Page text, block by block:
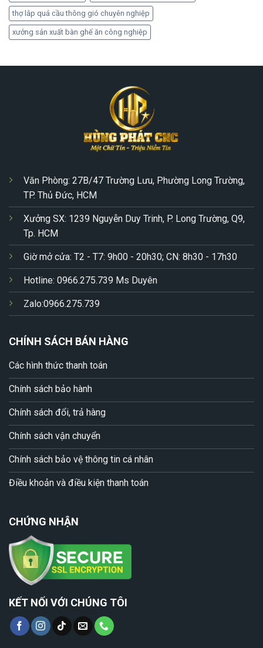
thợ lắp quả cầu thông gió chuyên nghiệp
xưởng sản xuất bàn ghế ăn công nghiệp
Văn Phòng: 27B/47 Trường Lưu, Phường Long Trường,
TP. Thủ Đức, HCM
Xưởng SX: 1239 Nguyễn Duy Trinh, P. Long Trường, Q9,
Tp. HCM
Giờ mở cửa: T2 - T7: 9h00 - 20h30; CN: 8h30 - 17h30
Hotline: 0966.275.739 Ms Duyên
Zalo:0966.275.739
CHÍNH SÁCH BÁN HÀNG
Các hình thức thanh toán
Chính sách bảo hành
Chính sách đổi, trả hàng
Chính sách vận chuyển
Chính sách bảo vệ thông tin cá nhân
Điều khoản và điều kiện thanh toán
CHỨNG NHẬN
KẾT NỐI VỚI CHÚNG TÔI